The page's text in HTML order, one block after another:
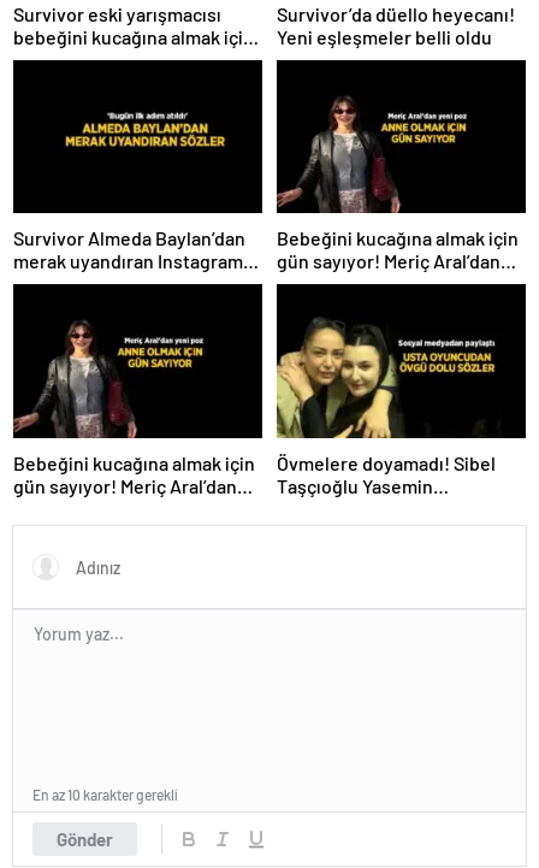
Survivor eski yarışmacısı
bebeğini kucağına almak için
gün sayıyor! İsmini ilk kez
Survivor’da düello heyecanı!
Yeni eşleşmeler belli oldu
Survivor Almeda Baylan’dan
merak uyandıran Instagram
paylaşımı! ‘Bugün ilk adım
Bebeğini kucağına almak için
gün sayıyor! Meriç Aral’dan
yeni poz
Bebeğini kucağına almak için
gün sayıyor! Meriç Aral’dan
Övmelere doyamadı! Sibel
Taşçıoğlu Yasemin
etti
Gönder
En az 10 karakter gerekli